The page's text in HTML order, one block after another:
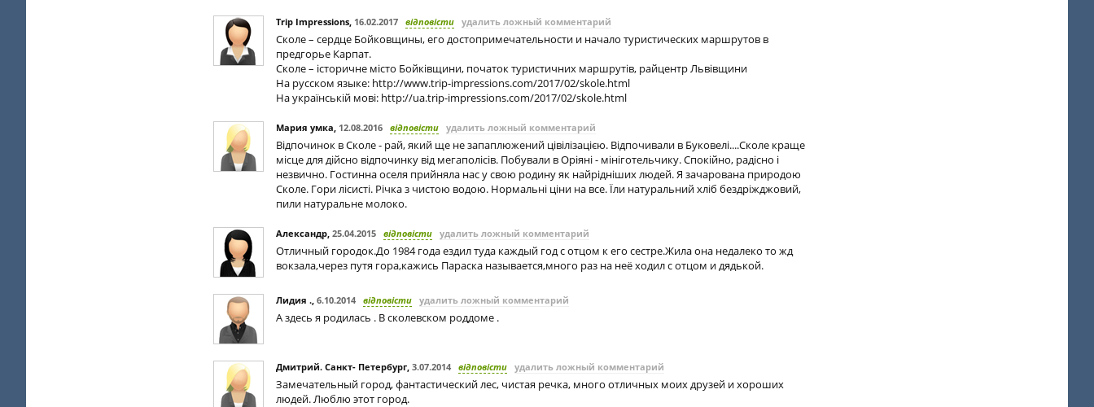
Trip Impressions, 16.02.2017 відповісти удалить ложный комментарий
Сколе – сердце Бойковщины, его достопримечательности и начало туристических маршрутов в
предгорье Карпат.
Сколе – історичне місто Бойківщини, початок туристичних маршрутів, райцентр Львівщини
На русском языке: http://www.trip-impressions.com/2017/02/skole.html
На українській мові: http://ua.trip-impressions.com/2017/02/skole.html
Мария умка, 12.08.2016 відповісти удалить ложный комментарий
Відпочинок в Сколе - рай, який ще не запаплюжений цівілізацією. Відпочивали в Буковелі....Сколе краще
місце для дійсно відпочинку від мегаполісів. Побували в Оріяні - мініготельчику. Спокійно, радісно і
незвично. Гостинна оселя прийняла нас у свою родину як найрідніших людей. Я зачарована природою
Сколе. Гори лісисті. Річка з чистою водою. Нормальні ціни на все. Їли натуральний хліб бездріжджовий,
пили натуральне молоко.
Александр, 25.04.2015 відповісти удалить ложный комментарий
Отличный городок.До 1984 года ездил туда каждый год с отцом к его сестре.Жила она недалеко то жд
вокзала,через путя гора,кажись Параска называется,много раз на неё ходил с отцом и дядькой.
Лидия ., 6.10.2014 відповісти удалить ложный комментарий
А здесь я родилась . В сколевском роддоме .
Дмитрий. Санкт- Петербург, 3.07.2014 відповісти удалить ложный комментарий
Замечательный город, фантастический лес, чистая речка, много отличных моих друзей и хороших
людей. Люблю этот город.